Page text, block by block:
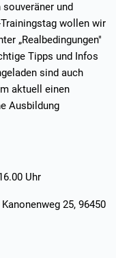
und
wollen wir
„Realbedingungen"
Tipps und Infos
sind auch
aktuell einen
Ausbildung
Uhr
25, 96450